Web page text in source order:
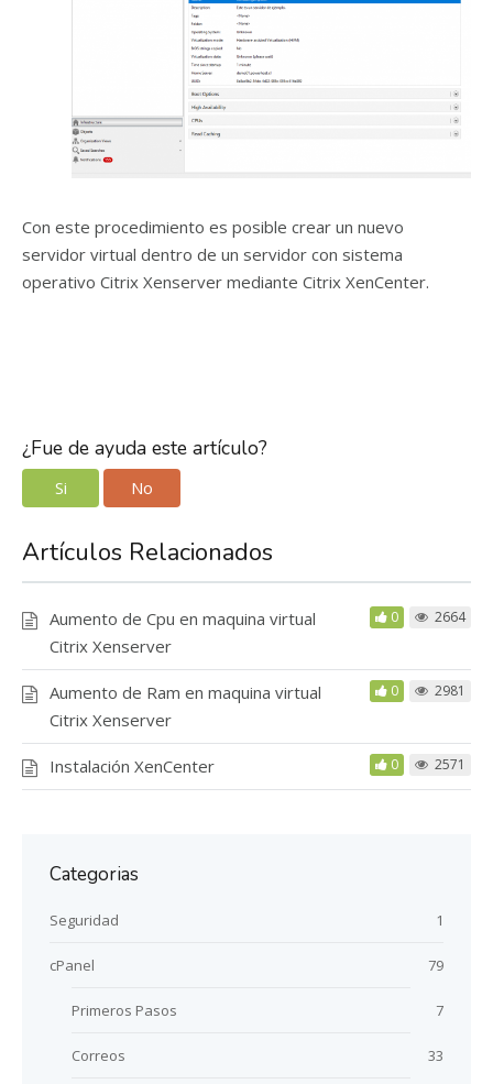
Con este procedimiento es posible crear un nuevo
servidor virtual dentro de un servidor con sistema
operativo Citrix Xenserver mediante Citrix XenCenter.
¿Fue de ayuda este artículo?
Si No
Artículos Relacionados
Aumento de Cpu en maquina virtual
Citrix Xenserver
0 2664
Aumento de Ram en maquina virtual
Citrix Xenserver
0 2981
Instalación XenCenter 0 2571
Categorias
Seguridad 1
cPanel 79
Primeros Pasos 7
Correos 33